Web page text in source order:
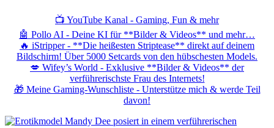
📺 YouTube Kanal - Gaming, Fun & mehr
🤖 Pollo AI - Deine KI für **Bilder & Videos** und mehr…
🔥 iStripper - **Die heißesten Striptease** direkt auf deinem
Bildschirm! Über 5000 Setcards von den hübschesten Models.
💋 Wifey’s World - Exklusive **Bilder & Videos** der
verführerischste Frau des Internets!
🎁 Meine Gaming-Wunschliste - Unterstütze mich & werde Teil
davon!